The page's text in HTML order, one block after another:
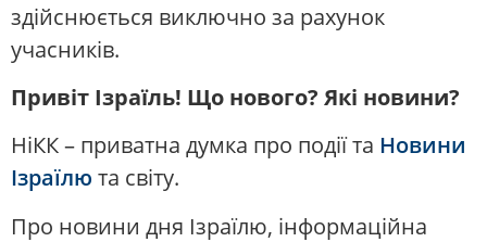
здійснюється виключно за рахунок
учасників.
Привіт Ізраїль! Що нового? Які новини?
НіКК – приватна думка про події та Новини
Ізраїлю та світу.
Про новини дня Ізраїлю, інформаційна